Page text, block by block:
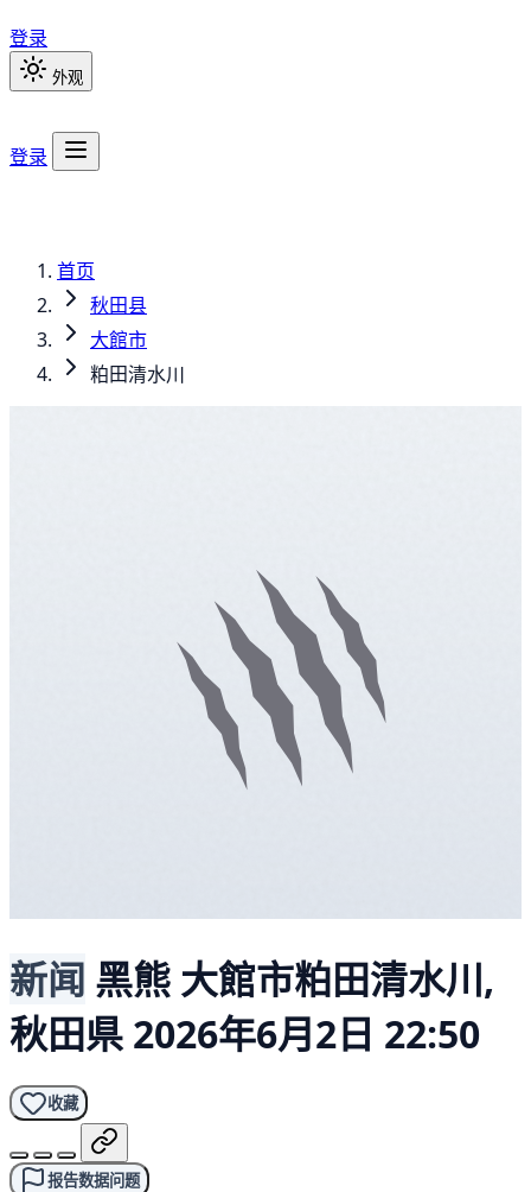
登录
外观
登录
首页
秋田县
大館市
粕田清水川
新闻 黑熊 大館市粕田清水川,
秋田県 2026年6月2日 22:50
收藏
报告数据问题